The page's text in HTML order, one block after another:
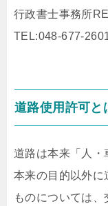
行政書士事務所
TEL:048-677-
道路使用許可と
道路は本来「人・
本来の目的以外に
ものについては